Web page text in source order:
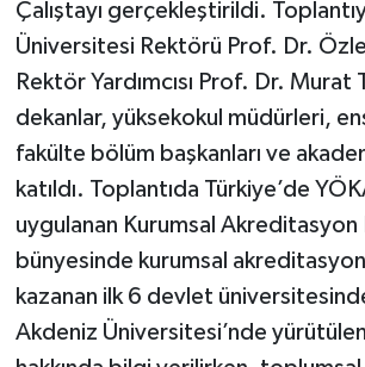
Çalıştayı gerçekleştirildi.
Üniversitesi Rektörü Prof. Dr.
Rektör Yardımcısı Prof. Dr. Murat
dekanlar, yüksekokul müdürleri,
fakülte bölüm başkanları ve
katıldı. Toplantıda Türkiye’de
uygulanan Kurumsal Akreditasyon
bünyesinde kurumsal
kazanan ilk 6 devlet
Akdeniz Üniversitesi’nde